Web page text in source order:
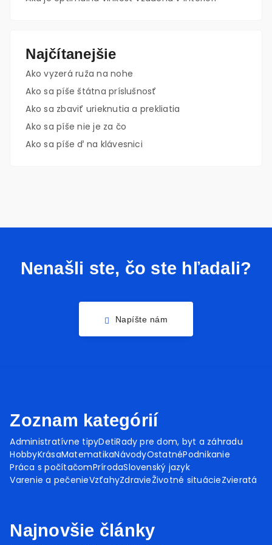
Najčítanejšie
Ako vyzerá ruža na nohe
Ako sa píše štátna príslušnosť
Ako sa zbaviť urieknutia a prekliatia
Ako sa píše nie je za čo
Ako sa píše ď na klávesnici
Nenašli ste, čo ste hľadali?
Napíšte nám
Zoznam kategórií
Administratívne tipyDetiRady pre dom, byt a záhradu
HobbyKrásaMatematikaNávodyOstatnéPodnikanie
Práca s počítačomPrírodaSlovenský jazyk
Varenie a pečenieVzťahyZdravieŽivotné situácieZvieratá
Najnovšie články